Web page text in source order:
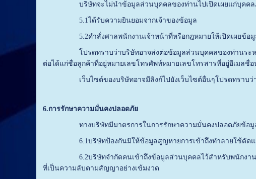
บริษัทจะไม่นำข้อมูลส่วนบุคคลของท่านไปเปิดเผยแก่บุคคลภ
5.1ได้รับความยินยอมจากเจ้าของข้อมูล
5.2คำสั่งศาลพนักงานเจ้าหน้าที่หรือกฎหมายให้เปิดเผยข้อมู
โปรดทราบว่าบริษัทอาจส่งต่อข้อมูลส่วนบุคคลของท่านระหว่างบ
ต่อได้แก่ชื่อลูกค้าที่อยู่หมายเลขโทรศัพท์หมายเลขโทรสารที่อยู่อีเมลชื่
เว็บไซต์ของบริษัทอาจมีลิงก์ไปยังเว็บไซต์อื่นๆโปรดทราบว่าบริ
6.การรักษาความมั่นคงปลอดภัย
ทางบริษัทมีมาตรการในการรักษาความมั่นคงปลอดภัยข้อมูล
6.1บริษัทป้องกันมิให้ข้อมูลสูญหายการเข้าถึงทำลายใช้ดัดแปล
6.2บริษัทจำกัดคนเข้าถึงข้อมูลส่วนบุคคลไว้สำหรับพนักงานลูกจ้
ที่เป็นความลับตามสัญญาอย่างเข้มงวด